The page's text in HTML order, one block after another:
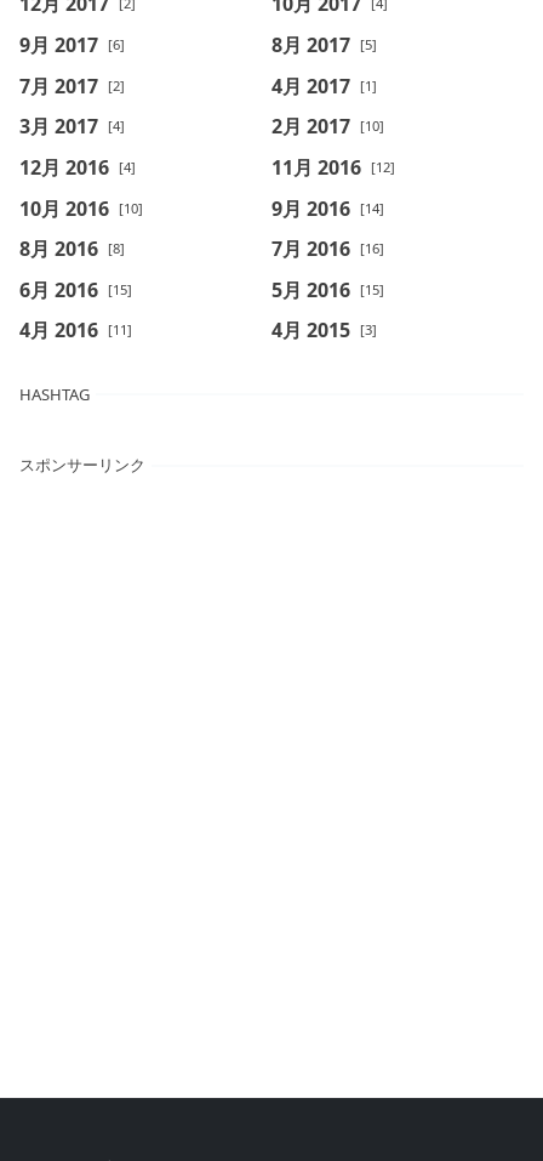
9月 2017 [6] 8月 2017 [5]
7月 2017 [2] 4月 2017 [1]
3月 2017 [4] 2月 2017 [10]
12月 2016 [4] 11月 2016 [12]
10月 2016 [10] 9月 2016 [14]
8月 2016 [8] 7月 2016 [16]
6月 2016 [15] 5月 2016 [15]
4月 2016 [11] 4月 2015 [3]
HASHTAG
スポンサーリンク